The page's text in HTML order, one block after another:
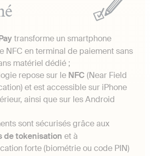
transforme un smartphone
NFC en terminal de paiement sans
matériel dédié ;
repose sur le NFC (Near Field
et est accessible sur iPhone
ainsi que sur les Android
sont sécurisés grâce aux
de tokenisation et à
forte (biométrie ou code PIN)